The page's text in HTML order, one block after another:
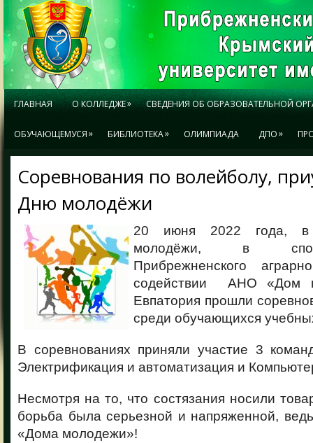
ГЛАВНАЯ О КОЛЛЕДЖЕ» СВЕДЕНИЯ ОБ ОБРАЗОВАТЕЛЬНОЙ
ОБУЧАЮЩЕМУСЯ» БИБЛИОТЕКА» ОЛИМПИАДА ДПО»
Соревнования по волейболу,
Дню молодёжи
20 июня 2022 года, в
молодёжи, в
Прибрежненского
содействии АНО «Дом
Евпатория прошли
среди обучающихся
В соревнованиях приняли участие 3
Электрификация и автоматизация и
Несмотря на то, что состязания носили
борьба была серьезной и напряженной,
«Дома молодежи»!